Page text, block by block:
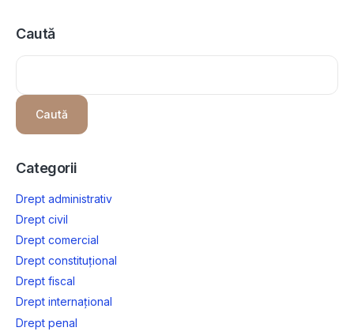
Caută
Caută
Categorii
Drept administrativ
Drept civil
Drept comercial
Drept constituțional
Drept fiscal
Drept internațional
Drept penal